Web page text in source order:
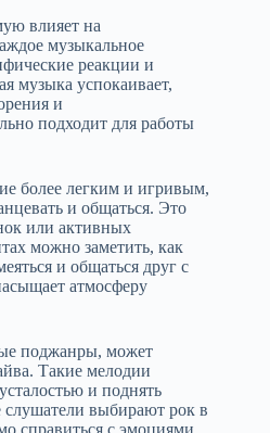
влияет на
музыкальное
реакции и
музыка успокаивает,
и
подходит для работы
более легким и игривым,
и общаться. Это
или активных
можно заметить, как
и общаться друг с
атмосферу
поджанры, может
Такие мелодии
и поднять
выбирают рок в
справиться с эмоциями